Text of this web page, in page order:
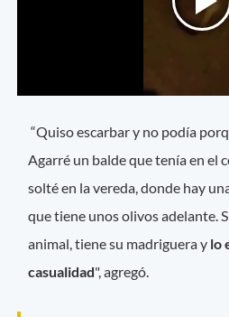
“Quiso escarbar y no podía
Agarré un balde que tenía en el
solté en la vereda, donde hay
que tiene unos olivos adelante.
animal, tiene su madriguera y lo
casualidad", agregó.